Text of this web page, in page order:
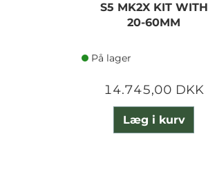
S5 MK2X KIT WITH
20-60MM
På lager
14.745,00 DKK
Læg i kurv